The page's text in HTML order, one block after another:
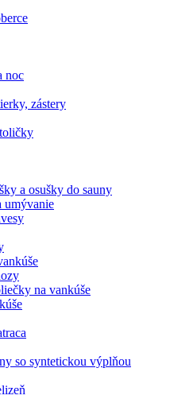
noc
zástery
a osušky do sauny
umývanie
na vankúše
so syntetickou výplňou